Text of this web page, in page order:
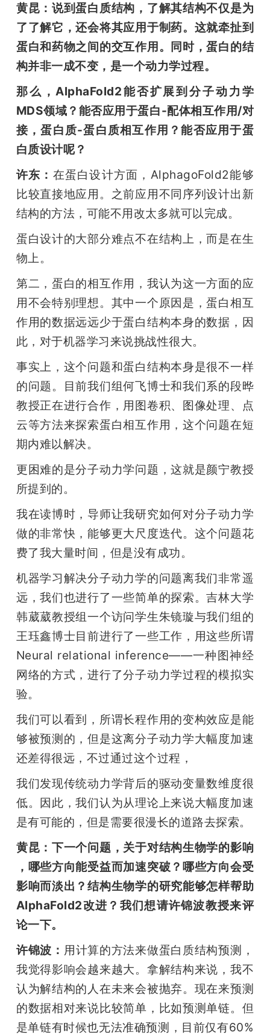
黄昆：说到蛋白质结构，了解其结构不仅是为
了了解它，还会将其应用于制药。这就牵扯到
蛋白和药物之间的交互作用。同时，蛋白的结
构并非一成不变，是一个动力学过程。
那么，AlphaFold2能否扩展到分子动力学
MDS领域？能否应用于蛋白-配体相互作用/对
接，蛋白质-蛋白质相互作用？能否应用于蛋
白质设计呢？
许东： 在蛋白设计方面，AlphagoFold2能够
比较直接地应用。之前应用不同序列设计出新
结构的方法，可能不用改太多就可以完成。
蛋白设计的大部分难点不在结构上，而是在生
物上。
第二，蛋白的相互作用，我认为这一方面的应
用不会特别理想。其中一个原因是，蛋白相互
作用的数据远远少于蛋白结构本身的数据，因
此，对于机器学习来说挑战性很大。
事实上，这个问题和蛋白结构本身是很不一样
的问题。目前我们组何飞博士和我们系的段晔
教授正在进行合作，用图卷积、图像处理、点
云等方法来探索蛋白相互作用，这个问题在短
期内难以解决。
更困难的是分子动力学问题，这就是颜宁教授
所提到的。
我在读博时，导师让我研究如何对分子动力学
做的非常快，能够更大尺度迭代。这个问题花
费了我大量时间，但是没有成功。
机器学习解决分子动力学的问题离我们非常遥
远，我们也进行了一些简单的探索。吉林大学
韩葳葳教授组一个访问学生朱镜璇与我们组的
王珏鑫博士目前进行了一些工作，用这些所谓
Neural relational inference——一种图神经
网络的方式，进行了分子动力学过程的模拟实
验。
我们可以看到，所谓长程作用的变构效应是能
够被预测的，但是这离分子动力学大幅度加速
还差得很远，不过通过这个过程，
我们发现传统动力学背后的驱动变量数维度很
低。因此，我们认为从理论上来说大幅度加速
是有可能的，但是需要很漫长的道路去探索。
黄昆：下一个问题，关于对结构生物学的影响
，哪些方向能受益而加速突破？哪些方向会受
影响而淡出？结构生物学的研究能够怎样帮助
AlphaFold2改进？我们想请许锦波教授来评
论一下。
许锦波： 用计算的方法来做蛋白质结构预测，
我觉得影响会越来越大。拿解结构来说，我不
认为解结构的人在未来会被抛弃。现在来预测
的数据相对来说比较简单，比如预测单链。但
是单链有时候也无法准确预测，目前仅有60%